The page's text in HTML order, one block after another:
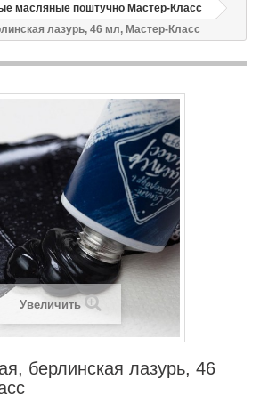
масляные поштучно Мастер-Класс
лазурь, 46 мл, Мастер-Класс
Увеличить
берлинская лазурь, 46